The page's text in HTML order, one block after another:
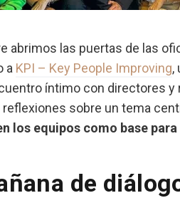
abrimos las puertas de las
a KPI – Key People Improving,
íntimo con directores y
sobre un tema
los equipos como base
de